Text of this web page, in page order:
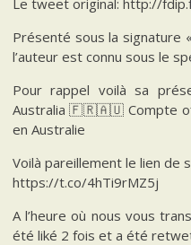
Présenté sous la
l’auteur est connu sous le
Pour rappel voilà sa
Australia 🇫🇷🇦🇺 Compte
en Australie
Voilà pareillement le lien de
https://t.co/4hTi9rMZ5j
A l’heure où nous vous
été liké 2 fois et a été